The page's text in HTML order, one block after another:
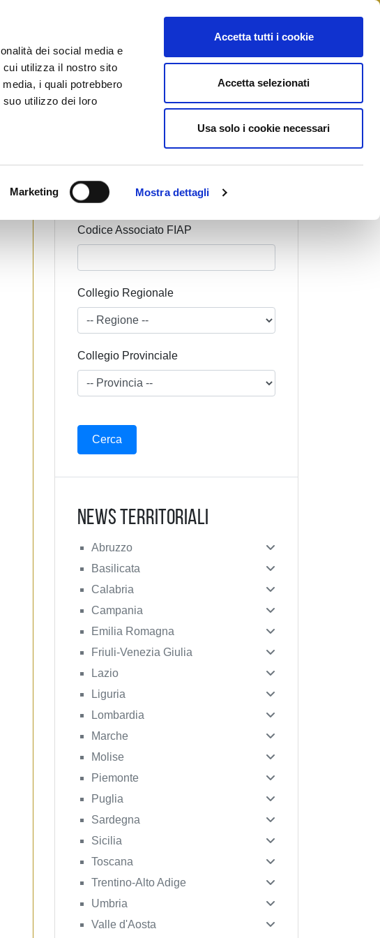
dei social media e
utilizza il nostro sito
i quali potrebbero
utilizzo dei loro
Marketing Mostra dettagli
Accetta tutti i cookie
Accetta selezionati
Usa solo i cookie necessari
Cognome Associato
Nome Associato
Codice Associato FIAP
Collegio Regionale
Collegio Provinciale
News Territoriali
Abruzzo
Basilicata
Calabria
Campania
Emilia Romagna
Friuli-Venezia Giulia
Lazio
Liguria
Lombardia
Marche
Molise
Piemonte
Puglia
Sardegna
Sicilia
Toscana
Trentino-Alto Adige
Umbria
Valle d'Aosta